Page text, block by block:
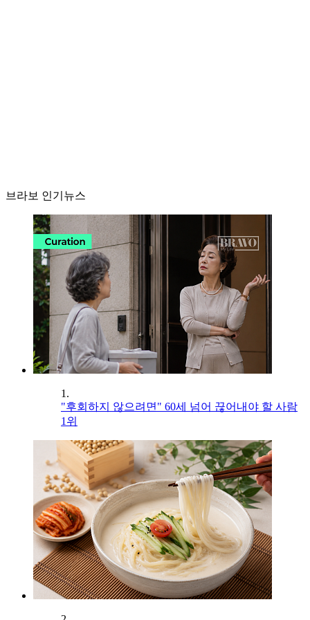
브라보 인기뉴스
1.
"후회하지 않으려면" 60세 넘어 끊어내야 할 사람
1위